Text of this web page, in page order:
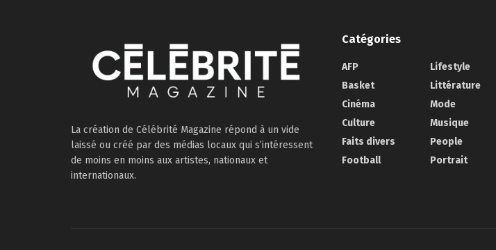
La création de Célébrité Magazine répond à un vide
laissé ou créé par des médias locaux qui s’intéressent
de moins en moins aux artistes, nationaux et
internationaux.
Catégories
AFP
Basket
Cinéma
Culture
Faits divers
Football
Lifestyle
Littérature
Mode
Musique
People
Portrait